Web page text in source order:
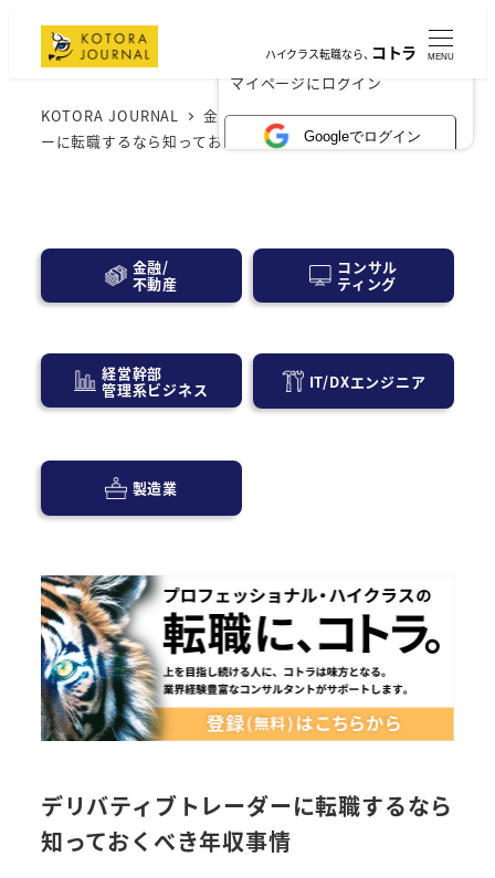
×
マイページにログイン
Googleでログイン
ハイクラス転職なら、コトラ MENU
KOTORA JOURNAL 金融業界
デリバティブトレーダ
ーに転職するなら知っておくべき年収事情
金融/
不動産
コンサル
ティング
経営幹部
管理系ビジネス IT/DXエンジニア
製造業
デリバティブトレーダーに転職するなら
知っておくべき年収事情